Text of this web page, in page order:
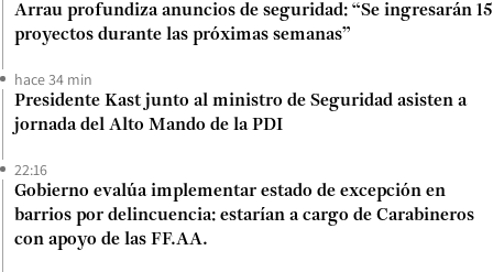
Arrau profundiza anuncios de seguridad: “Se ingresarán 15
proyectos durante las próximas semanas”
hace 34 min
Presidente Kast junto al ministro de Seguridad asisten a
jornada del Alto Mando de la PDI
22:16
Gobierno evalúa implementar estado de excepción en
barrios por delincuencia: estarían a cargo de Carabineros
con apoyo de las FF.AA.